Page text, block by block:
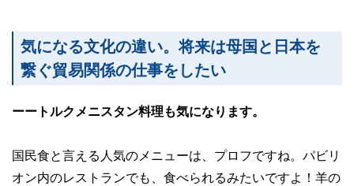
気になる文化の違い。将来は母国と日本を
繋ぐ貿易関係の仕事をしたい
ーートルクメニスタン料理も気になります。
国民食と言える人気のメニューは、プロフですね。パビリ
オン内のレストランでも、食べられるみたいですよ！羊の